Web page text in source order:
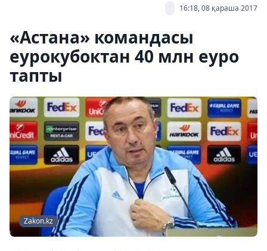
16:18, 08 қараша 2017
«Астана» командасы
еурокубоктан 40 млн еуро
тапты
Zakon.kz